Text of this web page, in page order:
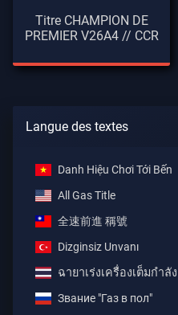
Titre CHAMPION DE
PREMIER V26A4 // CCR
Langue des textes
Danh Hiệu Chơi Tới Bến
All Gas Title
全速前進 稱號
Dizginsiz Unvanı
ฉายาเร่งเครื่องเต็มกำลัง
Звание "Газ в пол"